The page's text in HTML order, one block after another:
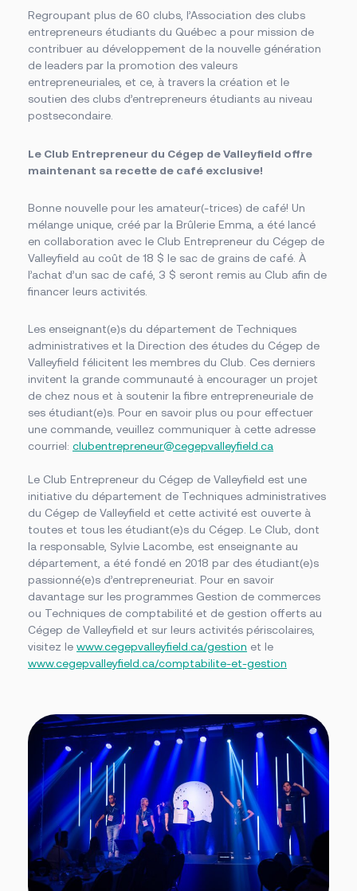
Regroupant plus de 60 clubs, l’Association des clubs
entrepreneurs étudiants du Québec a pour mission de
contribuer au développement de la nouvelle génération
de leaders par la promotion des valeurs
entrepreneuriales, et ce, à travers la création et le
soutien des clubs d’entrepreneurs étudiants au niveau
postsecondaire.
Le Club Entrepreneur du Cégep de Valleyfield offre
maintenant sa recette de café exclusive!
Bonne nouvelle pour les amateur(-trices) de café! Un
mélange unique, créé par la Brûlerie Emma, a été lancé
en collaboration avec le Club Entrepreneur du Cégep de
Valleyfield au coût de 18 $ le sac de grains de café. À
l’achat d’un sac de café, 3 $ seront remis au Club afin de
financer leurs activités.
Les enseignant(e)s du département de Techniques
administratives et la Direction des études du Cégep de
Valleyfield félicitent les membres du Club. Ces derniers
invitent la grande communauté à encourager un projet
de chez nous et à soutenir la fibre entrepreneuriale de
ses étudiant(e)s. Pour en savoir plus ou pour effectuer
une commande, veuillez communiquer à cette adresse
courriel: clubentrepreneur@cegepvalleyfield.ca
Le Club Entrepreneur du Cégep de Valleyfield est une
initiative du département de Techniques administratives
du Cégep de Valleyfield et cette activité est ouverte à
toutes et tous les étudiant(e)s du Cégep. Le Club, dont
la responsable, Sylvie Lacombe, est enseignante au
département, a été fondé en 2018 par des étudiant(e)s
passionné(e)s d’entrepreneuriat. Pour en savoir
davantage sur les programmes Gestion de commerces
ou Techniques de comptabilité et de gestion offerts au
Cégep de Valleyfield et sur leurs activités périscolaires,
visitez le www.cegepvalleyfield.ca/gestion et le
www.cegepvalleyfield.ca/comptabilite-et-gestion